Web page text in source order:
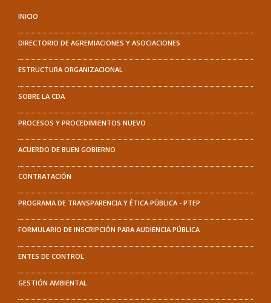
INICIO
DIRECTORIO DE AGREMIACIONES Y ASOCIACIONES
ESTRUCTURA ORGANIZACIONAL
SOBRE LA CDA
PROCESOS Y PROCEDIMIENTOS NUEVO
ACUERDO DE BUEN GOBIERNO
CONTRATACIÓN
PROGRAMA DE TRANSPARENCIA Y ÉTICA PÚBLICA - PTEP
FORMULARIO DE INSCRIPCIÓN PARA AUDIENCIA PÚBLICA
ENTES DE CONTROL
GESTIÓN AMBIENTAL